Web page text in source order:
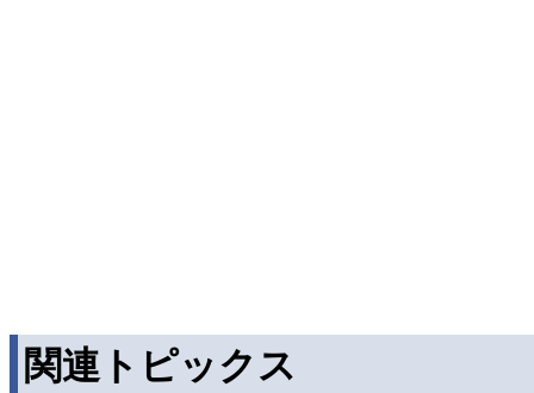
関連トピックス